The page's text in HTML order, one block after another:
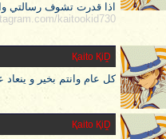
اذا قدرت تشوف رسالتي
kaitookid730/
Қaito ҚiḒ
كل عام وانتم بخير و
Қaito ҚiḒ